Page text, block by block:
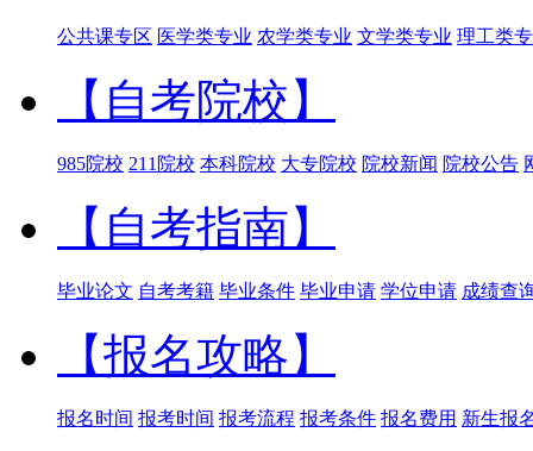
公共课专区 医学类专业 农学类专业 文学类专业 理工类
【自考院校】
985院校 211院校 本科院校 大专院校 院校新闻 院校公告
【自考指南】
毕业论文 自考考籍 毕业条件 毕业申请 学位申请 成绩查
【报名攻略】
报名时间 报考时间 报考流程 报考条件 报名费用 新生报